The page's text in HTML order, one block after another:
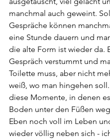
manchmal auch geweint.
Gespräche können
eine Stunde dauern und
die alte Form ist wieder da.
Gespräch verstummt und
Toilette muss, aber nicht
weiß, wo man hingehen
diese Momente, in denen
Boden unter den Füßen
Eben noch voll im Leben
wieder völlig neben sich -